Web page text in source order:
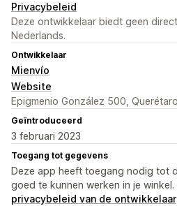
Privacybeleid
Deze ontwikkelaar biedt geen
Nederlands.
Ontwikkelaar
Mienvío
Website
Epigmenio González 500,
Geïntroduceerd
3 februari 2023
Toegang tot gegevens
Deze app heeft toegang nodig tot
goed te kunnen werken in je
privacybeleid van de ontwikkelaar